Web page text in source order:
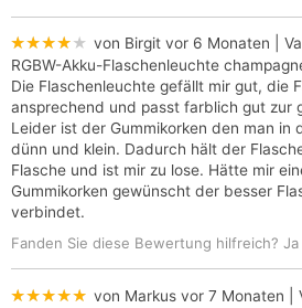
★★★★★ von Birgit vor 6 Monaten |
RGBW-Akku-Flaschenleuchte
Die Flaschenleuchte gefällt mir gut, die
ansprechend und passt farblich gut zur
Leider ist der Gummikorken den man in
dünn und klein. Dadurch hält der
Flasche und ist mir zu lose. Hätte mir
Gummikorken gewünscht der besser
verbindet.
Fanden Sie diese Bewertung hilfreich? Ja
★★★★★ von Markus vor 7 Monaten |